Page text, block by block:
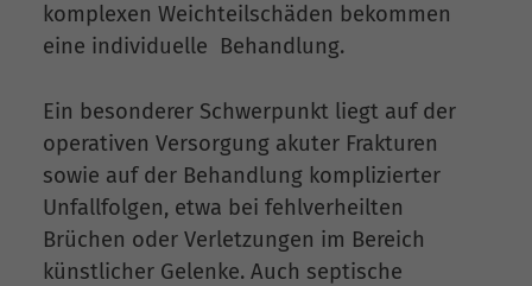
komplexen Weichteilschäden bekommen
eine individuelle Behandlung.
Ein besonderer Schwerpunkt liegt auf der
operativen Versorgung akuter Frakturen
sowie auf der Behandlung komplizierter
Unfallfolgen, etwa bei fehlverheilten
Brüchen oder Verletzungen im Bereich
künstlicher Gelenke. Auch septische